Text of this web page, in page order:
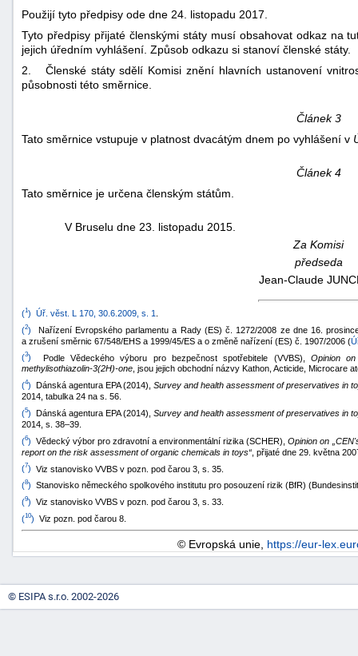
Použijí tyto předpisy ode dne 24. listopadu 2017.
Tyto předpisy přijaté členskými státy musí obsahovat odkaz na
jejich úředním vyhlášení. Způsob odkazu si stanoví členské státy.
2. Členské státy sdělí Komisi znění hlavních ustanovení
působnosti této směrnice.
Článek 3
Tato směrnice vstupuje v platnost dvacátým dnem po vyhlášení v
Článek 4
Tato směrnice je určena členským státům.
V Bruselu dne 23. listopadu 2015.
Za Komisi
předseda
Jean-Claude
(1) Úř. věst. L 170, 30.6.2009, s. 1
(2) Nařízení Evropského parlamentu a Rady (ES) č. 1272/2008 ze dne 16.
a zrušení směrnic 67/548/EHS a 1999/45/ES a o změně nařízení (ES) č. 1907/2006 (
(3) Podle Vědeckého výboru pro bezpečnost spotřebitele (VVBS), Opinion
methylisothiazolin-3(2H)-one , jsou jejich obchodní názvy Kathon, Acticide, Microcare
(4) Dánská agentura EPA (2014), Survey and health assessment of preservatives in
2014, tabulka 24 na s. 56.
(5) Dánská agentura EPA (2014), Survey and health assessment of preservatives in
2014, s. 38–39.
(6) Vědecký výbor pro zdravotní a environmentální rizika (SCHER),Opinion on
report on the risk assessment of organic chemicals in toys“ , přijaté dne 29. května
(7) Viz stanovisko VVBS v pozn. pod čarou 3, s. 35.
(8) Stanovisko německého spolkového institutu pro posouzení rizik (BfR)
(9) Viz stanovisko VVBS v pozn. pod čarou 3, s. 33.
(10) Viz pozn. pod čarou 8.
© Evropská unie, https://eur-
© ESIPA s.r.o. 2002-2026